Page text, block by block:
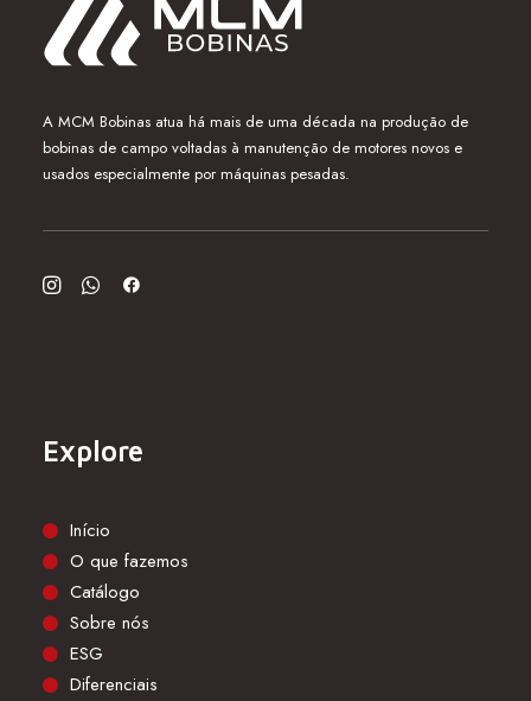
A MCM Bobinas atua há mais de uma década na produção de
bobinas de campo voltadas à manutenção de motores novos e
usados especialmente por máquinas pesadas.
Explore
Início
O que fazemos
Catálogo
Sobre nós
ESG
Diferenciais